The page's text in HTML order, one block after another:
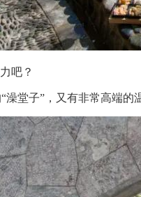
吧？
堂子”，又有非常高端